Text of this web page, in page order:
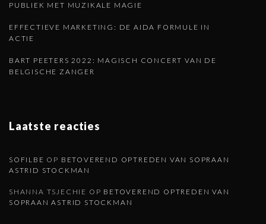
PUBLIEK MET MUZIKALE MAGIE
EFFECTIEVE MARKETING: DE AIDA FORMULE IN
ACTIE
BART PEETERS 2022: MAGISCH CONCERT VAN DE
BELGISCHE ZANGER
Laatste reacties
SOFILBE OP BETOVEREND OPTREDEN VAN SOPRAAN
ASTRID STOCKMAN
SHANNA TSJECHIE OP BETOVEREND OPTREDEN VAN
SOPRAAN ASTRID STOCKMAN